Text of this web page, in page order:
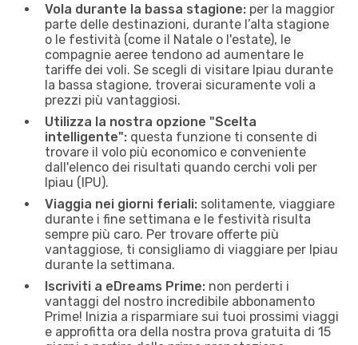
Vola durante la bassa stagione: per la maggior
parte delle destinazioni, durante l’alta stagione
o le festività (come il Natale o l'estate), le
compagnie aeree tendono ad aumentare le
tariffe dei voli. Se scegli di visitare Ipiau durante
la bassa stagione, troverai sicuramente voli a
prezzi più vantaggiosi.
Utilizza la nostra opzione "Scelta
intelligente": questa funzione ti consente di
trovare il volo più economico e conveniente
dall'elenco dei risultati quando cerchi voli per
Ipiau (IPU).
Viaggia nei giorni feriali: solitamente, viaggiare
durante i fine settimana e le festività risulta
sempre più caro. Per trovare offerte più
vantaggiose, ti consigliamo di viaggiare per Ipiau
durante la settimana.
Iscriviti a eDreams Prime: non perderti i
vantaggi del nostro incredibile abbonamento
Prime! Inizia a risparmiare sui tuoi prossimi viaggi
e approfitta ora della nostra prova gratuita di 15